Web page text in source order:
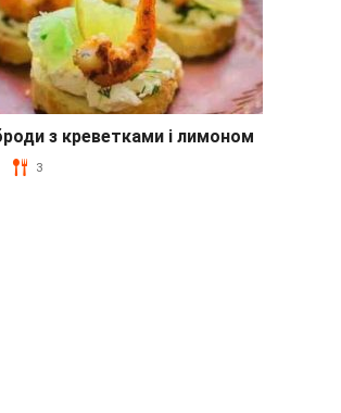
з креветками і лимоном
3